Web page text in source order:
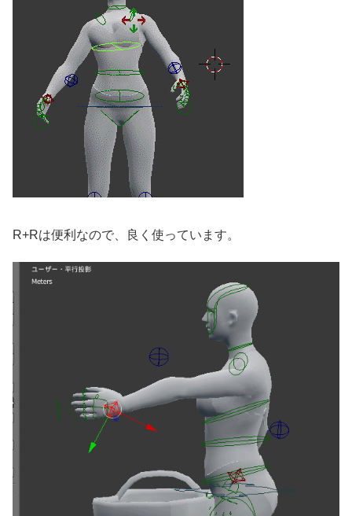
R+Rは便利なので、良く使っています。